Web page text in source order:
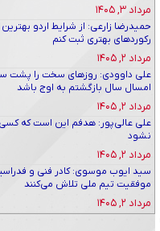
مرداد ۳, ۱۴۰۵
حمیدرضا زارعی: از شرایط اردو بهترین
رکوردهای بهتری ثبت کنم
مرداد ۲, ۱۴۰۵
علی داوودی: روزهای سخت را پشت
امسال سال بازگشتم به اوج باشد
مرداد ۲, ۱۴۰۵
علی عالی‌پور: هدفم این است که کسی
نشود
مرداد ۲, ۱۴۰۵
سید ایوب موسوی: کادر فنی و
موفقیت تیم ملی تلاش می‌کنند
مرداد ۲, ۱۴۰۵